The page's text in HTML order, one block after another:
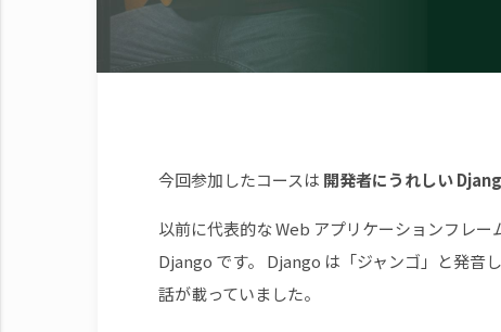
今回参加したコースは 開発者にうれしい
以前に代表的な Web アプリケーションフレー
Django です。 Django は「ジャンゴ」と発音
話が載っていました。